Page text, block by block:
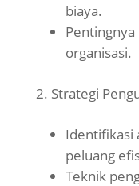
biaya.
organisasi.
Strategi
Identifikasi
peluang
Teknik